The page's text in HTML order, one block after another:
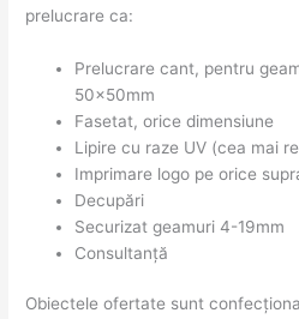
prelucrare ca:
Prelucrare cant, pentru
50x50mm
Fasetat, orice dimensiune
Lipire cu raze UV (cea mai
Imprimare logo pe orice
Decupări
Securizat geamuri 4-19mm
Consultanță
Obiectele ofertate sunt